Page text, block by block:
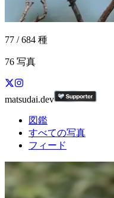
77 / 684 種
76 写真
matsudai.dev
図鑑
すべての写真
フィード